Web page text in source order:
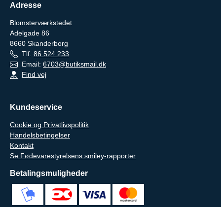
Adresse
Blomsterværkstedet
Adelgade 86
8660 Skanderborg
Tlf. 86 524 233
Email: 6703@butiksmail.dk
Find vej
Kundeservice
Cookie og Privatlivspolitik
Handelsbetingelser
Kontakt
Se Fødevarestyrelsens smiley-rapporter
Betalingsmuligheder